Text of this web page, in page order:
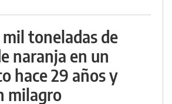
toneladas de
naranja en un
hace 29 años y
milagro